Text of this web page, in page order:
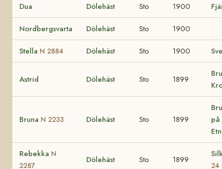
Dua Dölehäst Sto 1900
Nordbergsvarta Dölehäst Sto 1900
Stella N 2884 Dölehäst Sto 1900
Astrid Dölehäst Sto 1899
Bruna N 2233 Dölehäst Sto 1899
på
Rebekka N
2287
Dölehäst Sto 1899
24